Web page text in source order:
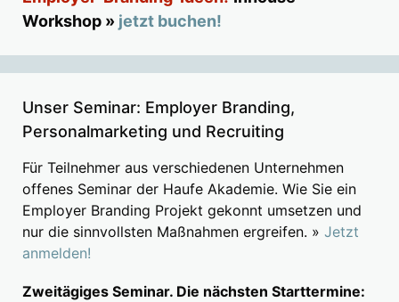
Workshop » jetzt buchen!
Unser Seminar: Employer Branding,
Personalmarketing und Recruiting
Für Teilnehmer aus verschiedenen Unternehmen
offenes Seminar der Haufe Akademie. Wie Sie ein
Employer Branding Projekt gekonnt umsetzen und
nur die sinnvollsten Maßnahmen ergreifen. » Jetzt
anmelden!
Zweitägiges Seminar. Die nächsten Starttermine: